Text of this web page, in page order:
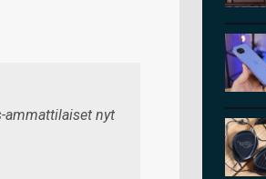
ammattilaiset nyt